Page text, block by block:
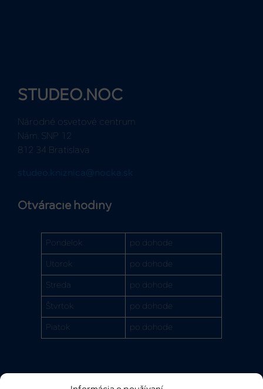
STUDEO.NOC
Národné osvetové centrum
Nám. SNP 12
812 34 Bratislava
studeo.kniznica@nocka.sk
Otváracie hodiny
Pondelok po dohode
Utorok po dohode
Streda po dohode
Štvrtok po dohode
Piatok po dohode